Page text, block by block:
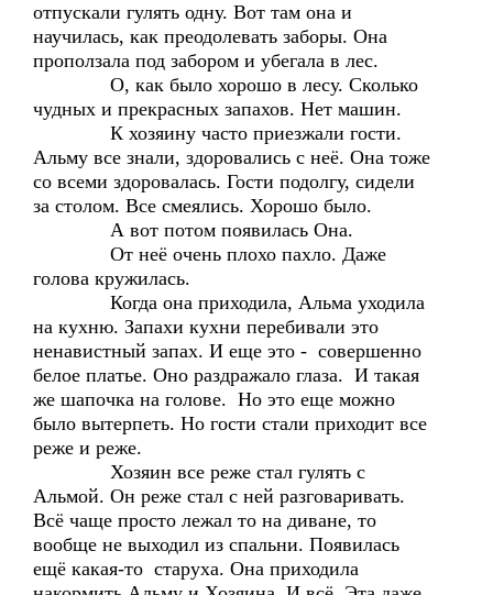
отпускали гулять одну. Вот там она и
научилась, как преодолевать заборы. Она
проползала под забором и убегала в лес.
О, как было хорошо в лесу. Сколько
чудных и прекрасных запахов. Нет машин.
К хозяину часто приезжали гости.
Альму все знали, здоровались с неё. Она тоже
со всеми здоровалась. Гости подолгу, сидели
за столом. Все смеялись. Хорошо было.
А вот потом появилась Она.
От неё очень плохо пахло. Даже
голова кружилась.
Когда она приходила, Альма уходила
на кухню. Запахи кухни перебивали это
ненавистный запах. И еще это - совершенно
белое платье. Оно раздражало глаза. И такая
же шапочка на голове. Но это еще можно
было вытерпеть. Но гости стали приходит все
реже и реже.
Хозяин все реже стал гулять с
Альмой. Он реже стал с ней разговаривать.
Всё чаще просто лежал то на диване, то
вообще не выходил из спальни. Появилась
ещё какая-то старуха. Она приходила